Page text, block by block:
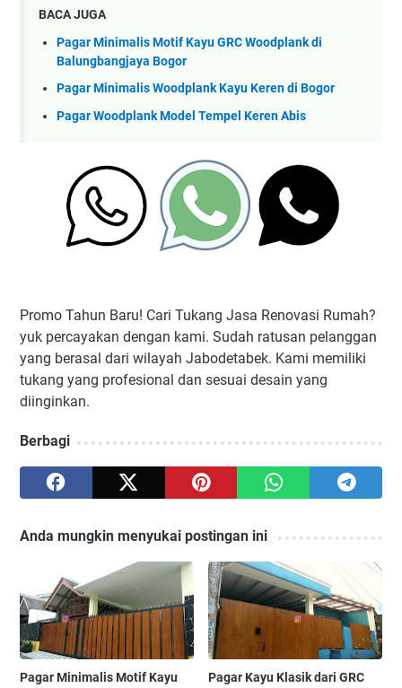
BACA JUGA
Pagar Minimalis Motif Kayu GRC Woodplank di
Balungbangjaya Bogor
Pagar Minimalis Woodplank Kayu Keren di Bogor
Pagar Woodplank Model Tempel Keren Abis
Promo Tahun Baru! Cari Tukang Jasa Renovasi Rumah?
yuk percayakan dengan kami. Sudah ratusan pelanggan
yang berasal dari wilayah Jabodetabek. Kami memiliki
tukang yang profesional dan sesuai desain yang
diinginkan.
Berbagi
Anda mungkin menyukai postingan ini
Pagar Minimalis Motif Kayu
Pagar Kayu Klasik dari GRC